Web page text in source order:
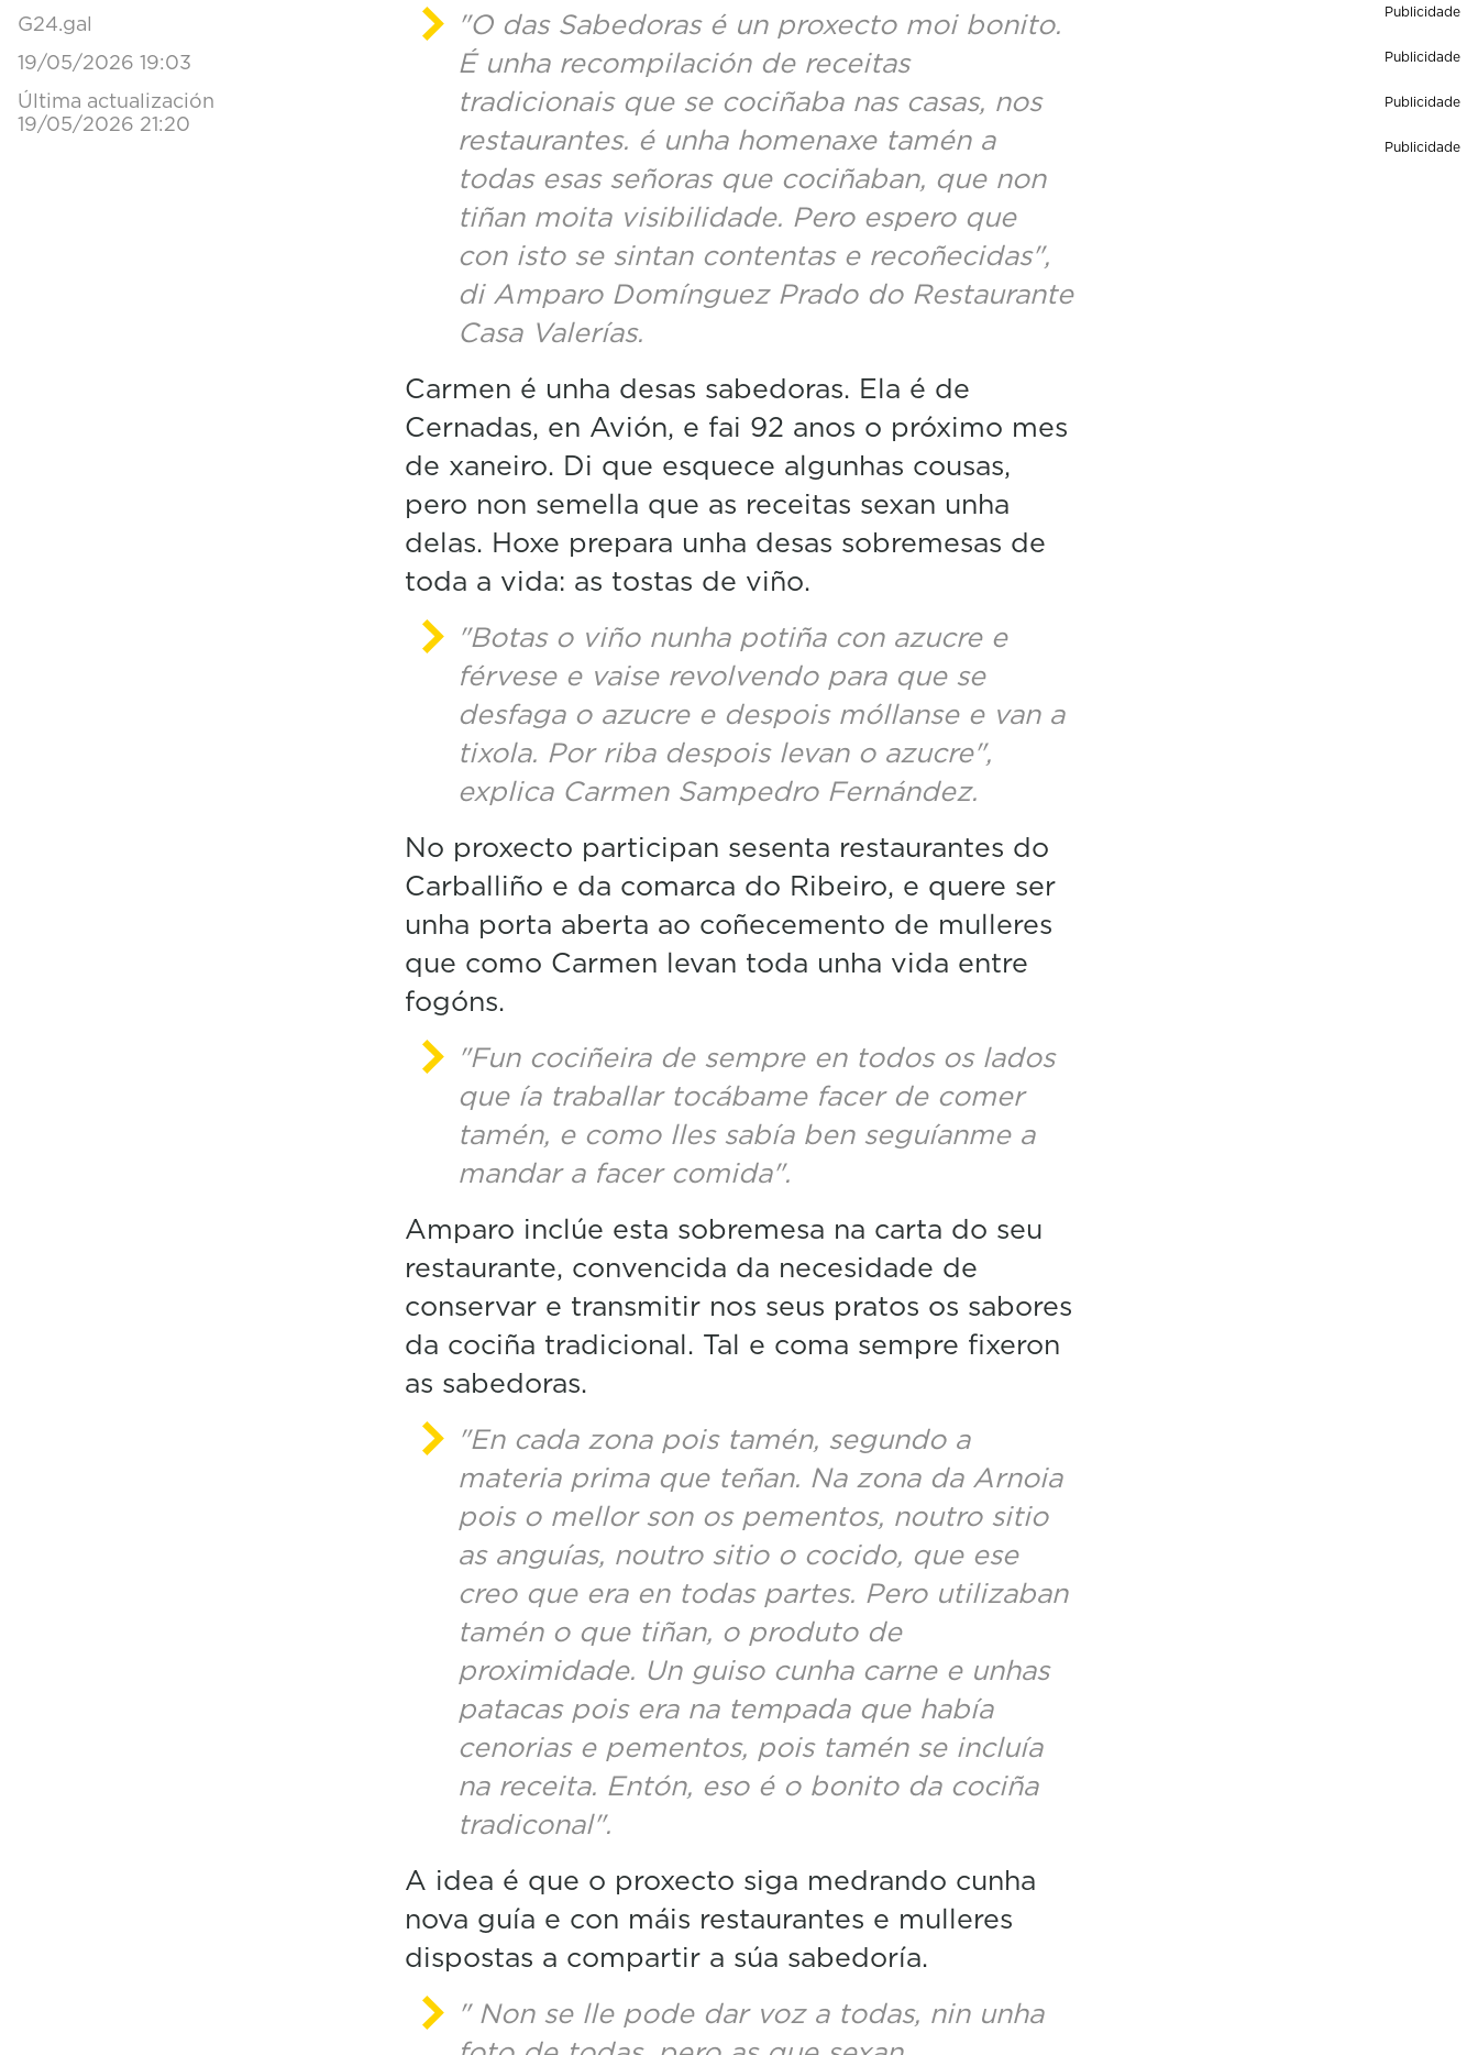
o
2
i
u
e
s
,
3
s
d
s
V
o
l
u
e
0
G24.gal
19/05/2026 19:03
Última actualización
19/05/2026 21:20
"O das Sabedoras é un proxecto moi bonito.
É unha recompilación de receitas
tradicionais que se cociñaba nas casas, nos
restaurantes. é unha homenaxe tamén a
todas esas señoras que cociñaban, que non
tiñan moita visibilidade. Pero espero que
con isto se sintan contentas e recoñecidas",
di Amparo Domínguez Prado do Restaurante
Casa Valerías.
Carmen é unha desas sabedoras. Ela é de
Cernadas, en Avión, e fai 92 anos o próximo mes
de xaneiro. Di que esquece algunhas cousas,
pero non semella que as receitas sexan unha
delas. Hoxe prepara unha desas sobremesas de
toda a vida: as tostas de viño.
"Botas o viño nunha potiña con azucre e
férvese e vaise revolvendo para que se
desfaga o azucre e despois móllanse e van a
tixola. Por riba despois levan o azucre",
explica Carmen Sampedro Fernández.
No proxecto participan sesenta restaurantes do
Carballiño e da comarca do Ribeiro, e quere ser
unha porta aberta ao coñecemento de mulleres
que como Carmen levan toda unha vida entre
fogóns.
"Fun cociñeira de sempre en todos os lados
que ía traballar tocábame facer de comer
tamén, e como lles sabía ben seguíanme a
mandar a facer comida".
Amparo inclúe esta sobremesa na carta do seu
restaurante, convencida da necesidade de
conservar e transmitir nos seus pratos os sabores
da cociña tradicional. Tal e coma sempre fixeron
as sabedoras.
"En cada zona pois tamén, segundo a
materia prima que teñan. Na zona da Arnoia
pois o mellor son os pementos, noutro sitio
as anguías, noutro sitio o cocido, que ese
creo que era en todas partes. Pero utilizaban
tamén o que tiñan, o produto de
proximidade. Un guiso cunha carne e unhas
patacas pois era na tempada que había
cenorias e pementos, pois tamén se incluía
na receita. Entón, eso é o bonito da cociña
tradiconal".
A idea é que o proxecto siga medrando cunha
nova guía e con máis restaurantes e mulleres
dispostas a compartir a súa sabedoría.
" Non se lle pode dar voz a todas, nin unha
Publicidade
Publicidade
Publicidade
Publicidade